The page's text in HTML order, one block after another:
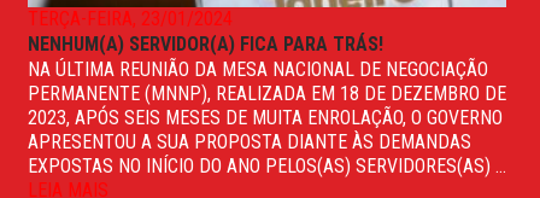
TERÇA-FEIRA, 23/01/2024
NENHUM(A) SERVIDOR(A) FICA PARA TRÁS!
NA ÚLTIMA REUNIÃO DA MESA NACIONAL DE NEGOCIAÇÃO
PERMANENTE (MNNP), REALIZADA EM 18 DE DEZEMBRO DE
2023, APÓS SEIS MESES DE MUITA ENROLAÇÃO, O GOVERNO
APRESENTOU A SUA PROPOSTA DIANTE ÀS DEMANDAS
EXPOSTAS NO INÍCIO DO ANO PELOS(AS) SERVIDORES(AS) ...
LEIA MAIS